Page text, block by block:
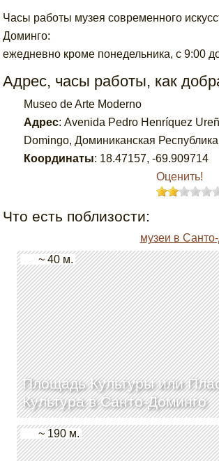
Часы работы музея современного
Доминго:
ежедневно кроме понедельника, с 9:00
Адрес, часы работы, как
Museo de Arte Moderno
Адрес:Avenida Pedro Henríquez
Domingo, Доминиканская Республика
Координаты: 18.47157,-69.909714
Оценить!
Что есть поблизости:
музеи в
Площадь Культуры или
Культура в Санто-Доминго
~ 40 м.
~ 190 м.